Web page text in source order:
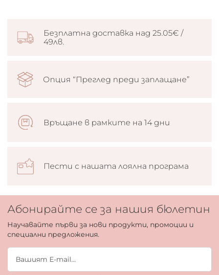
Безплатна доставка над 25.05€ /
49лв.
Опция “Преглед преди заплащане”
Връщане в рамките на 14 дни
Пести с нашата лоялна програма
Абонирайте се за нашия бюлетин
Научавайте първи за нови продукти, промоции и
специални предложения.